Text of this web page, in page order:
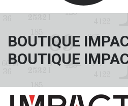
BOUTIQUE
BOUTIQUE